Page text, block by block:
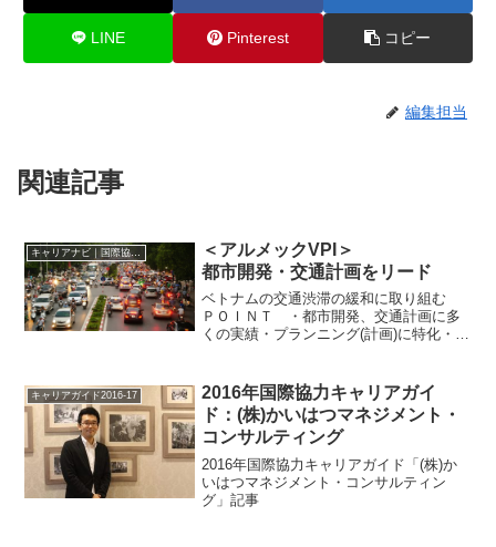
LINE Pinterest コピー
編集担当
関連記事
＜アルメックVPI＞
都市開発・交通計画をリード
ベトナムの交通渋滞の緩和に取り組む
ＰＯＩＮＴ ・都市開発、交通計画に多
くの実績・プランニング(計画)に特化・東
を持つアルメック、官民連携事業などに
取り組んでいた...
キャリアガイド2016-17
2016年国際協力キャリアガイ
ド：(株)かいはつマネジメント・
コンサルティング
2016年国際協力キャリアガイド「(株)か
いはつマネジメント・コンサルティン
グ」記事